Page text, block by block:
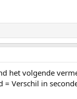
het volgende
Verschil in